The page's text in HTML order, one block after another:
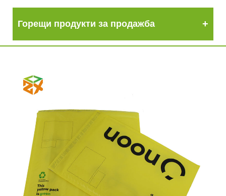
Горещи продукти за продажба